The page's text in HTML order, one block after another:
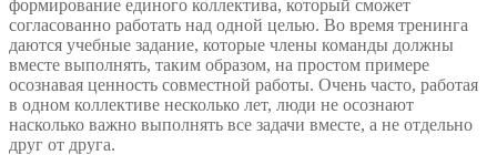
формирование единого коллектива, который сможет
согласованно работать над одной целью. Во время тренинга
даются учебные задание, которые члены команды должны
вместе выполнять, таким образом, на простом примере
осознавая ценность совместной работы. Очень часто, работая
в одном коллективе несколько лет, люди не осознают
насколько важно выполнять все задачи вместе, а не отдельно
друг от друга.